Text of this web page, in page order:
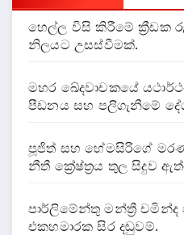
හෙල්ල විසි කිරීමේ ක්‍රීඩක
නිලයට උසස්වීමක්.
මහර ඛේදවාචකයේ
පීඩනය සහ පලිගැනීමේ
පූජිත් සහ හේමසිරිගේ
නීතී ක්‍රේෂ්ත්‍රය තුල සිදුව
පාර්ලිමේන්තු මන්ත්‍රී
එකහමාරක සිර දඬුවම්.